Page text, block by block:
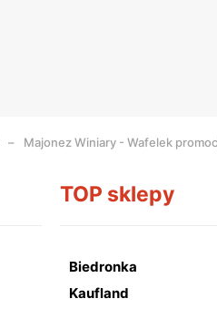
Majonez Winiary - Wafelek
TOP sklepy
Biedronka
Kaufland